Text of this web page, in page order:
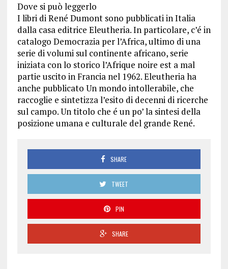
Dove si può leggerlo
I libri di René Dumont sono pubblicati in Italia
dalla casa editrice Eleutheria. In particolare, c’é in
catalogo Democrazia per l’Africa, ultimo di una
serie di volumi sul continente africano, serie
iniziata con lo storico l’Afrique noire est a mal
partie uscito in Francia nel 1962. Eleutheria ha
anche pubblicato Un mondo intollerabile, che
raccoglie e sintetizza l’esito di decenni di ricerche
sul campo. Un titolo che é un po’ la sintesi della
posizione umana e culturale del grande René.
SHARE
TWEET
PIN
SHARE